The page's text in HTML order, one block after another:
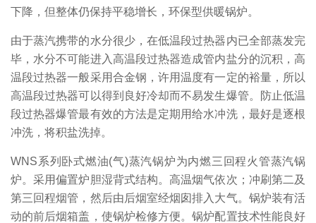
下降，但整体仍保持平稳增长，环保型供暖锅炉。
由于蒸汽携带的水分很少，在低温段过热器内已全部蒸发完
毕，水分不可能进入高温段过热器造成管内盐分的沉积，高
温段过热器一般采用合金钢，许用温度有一定的裕量，所以
高温段过热器可以得到良好冷却而不易发生爆管。防止低温
段过热器爆管最有效的方法是定期用给水冲洗，最好是逐根
冲洗，将积盐洗掉。
WNS系列卧式燃油(气)蒸汽锅炉为内燃三回程火管蒸汽锅
炉。采用偏置炉胆湿背式结构。高温烟气依次；冲刷第二及
第三回程烟管，然后由后烟室经烟囱排入大气。锅炉装有活
动的前后烟箱盖，使锅炉检修方便。锅炉配置技术性能良好